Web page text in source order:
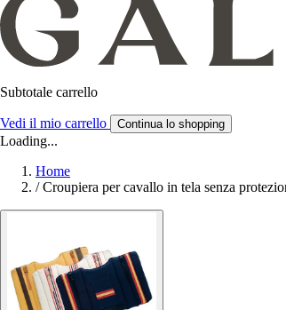
Subtotale carrello
Vedi il mio carrello Continua lo shopping
Loading...
Home
/ Croupiera per cavallo in tela senza